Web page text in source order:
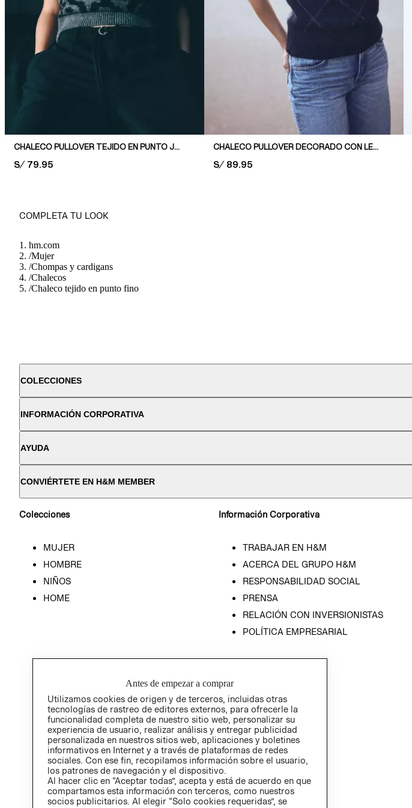
CHALECO PULLOVER TEJIDO EN PUNTO JACQUARD
PRICE:
S/ 79.95
CHALECO PULLOVER DECORADO CON LENTEJUELAS
PRICE:
S/ 89.95
COMPLETA TU LOOK
hm.com
/Mujer
/Chompas y cardigans
/Chalecos
/Chaleco tejido en punto fino
COLECCIONES
INFORMACIÓN CORPORATIVA
AYUDA
CONVIÉRTETE EN H&M MEMBER
Colecciones
MUJER
HOMBRE
NIÑOS
HOME
Información Corporativa
TRABAJAR EN H&M
ACERCA DEL GRUPO H&M
RESPONSABILIDAD SOCIAL
PRENSA
RELACIÓN CON INVERSIONISTAS
POLÍTICA EMPRESARIAL
Antes de empezar a comprar
Utilizamos cookies de origen y de terceros, incluidas otras
tecnologías de rastreo de editores externos, para ofrecerle la
funcionalidad completa de nuestro sitio web, personalizar su
experiencia de usuario, realizar análisis y entregar publicidad
personalizada en nuestros sitios web, aplicaciones y boletines
informativos en Internet y a través de plataformas de redes
sociales. Con ese fin, recopilamos información sobre el usuario,
los patrones de navegación y el dispositivo.
Al hacer clic en “Aceptar todas”, acepta y está de acuerdo en que
compartamos esta información con terceros, como nuestros
socios publicitarios. Al elegir “Solo cookies requeridas”, se